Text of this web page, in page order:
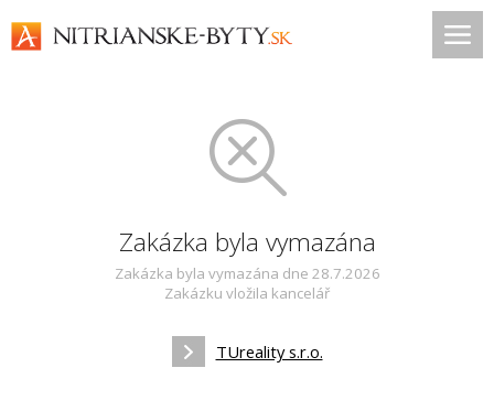
Zakázka byla vymazána
Zakázka byla vymazána dne 28.7.2026
Zakázku vložila kancelář
TUreality s.r.o.